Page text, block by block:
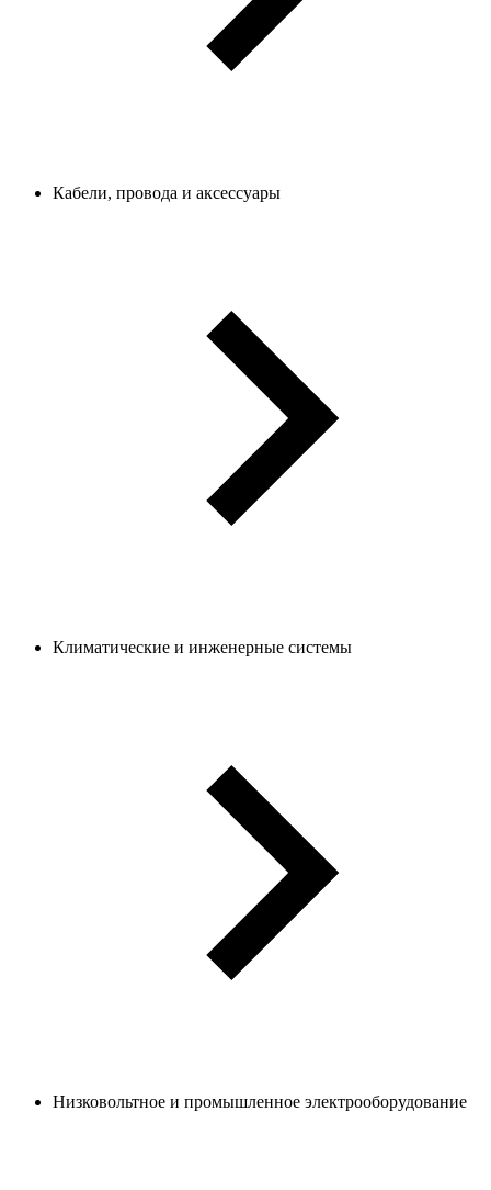
Кабели, провода и аксессуары
Климатические и инженерные системы
Низковольтное и промышленное электрооборудование